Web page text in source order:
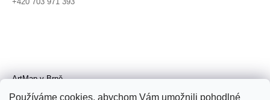
Používáme cookies, abychom Vám umožnili pohodlné
ArtMap v Brně